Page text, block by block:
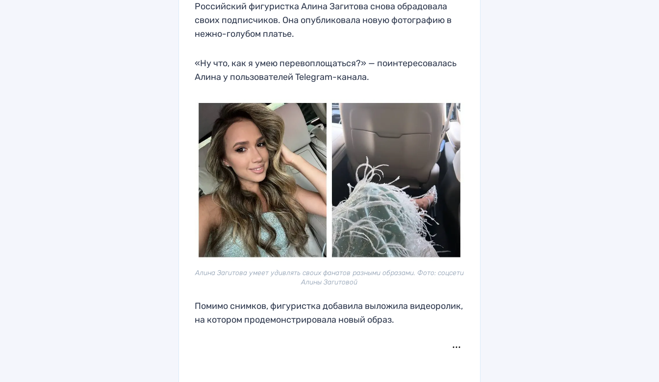
Российский фигуристка Алина Загитова снова обрадовала
своих подписчиков. Она опубликовала новую фотографию в
нежно-голубом платье.
«Ну что, как я умею перевоплощаться?» — поинтересовалась
Алина у пользователей Telegram-канала.
Алина Загитова умеет удивлять своих фанатов разными образами. Фото: соцсети
Алины Загитовой
Помимо снимков, фигуристка добавила выложила видеоролик,
на котором продемонстрировала новый образ.